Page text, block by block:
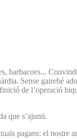
barbacoes...
Sense gairebé
de l’operació
que s’ajunti.
pagans: el nostre